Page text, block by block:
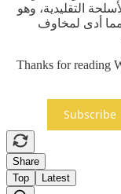
التقليدية، وهو
مما أدى لمخاوف
Thanks for reading
Subscribe
Share
Top
Latest